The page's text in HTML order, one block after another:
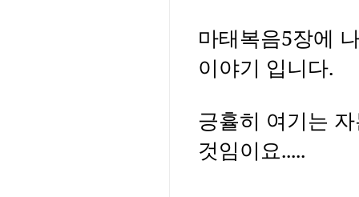
마태복음5장에
이야기 입니다.
긍휼히 여기는
것임이요.....